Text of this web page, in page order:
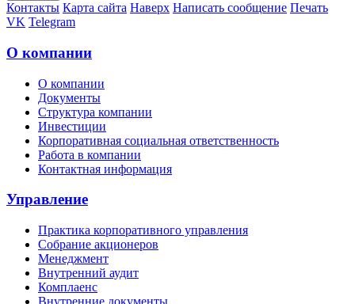
Контакты Карта сайта Наверх Написать сообщение Печать
VK Telegram
О компании
О компании
Документы
Структура компании
Инвестиции
Корпоративная социальная ответственность
Работа в компании
Контактная информация
Управление
Практика корпоративного управления
Собрание акционеров
Менеджмент
Внутренний аудит
Комплаенс
Внутренние документы